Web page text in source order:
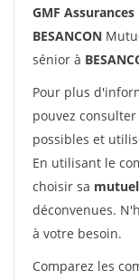
GMF
BESANCON
sénior à
Pour plus
pouvez
possibles et
En utilisant le
choisir sa
déconvenues.
à votre besoin.
Comparez les